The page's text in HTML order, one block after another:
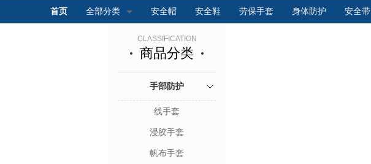
首页 全部分类 安全帽 安全鞋 劳保手套 身体防护 安全带
CLASSIFICATION
商品分类
手部防护
线手套
浸胶手套
帆布手套